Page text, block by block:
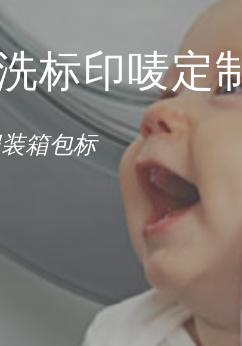
标印唛定
箱包标